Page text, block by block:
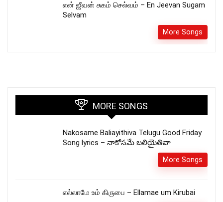
என் ஜீவன் சுகம் செல்வம் – En Jeevan Sugam
Selvam
More Songs
MORE SONGS
Nakosame Baliayithiva Telugu Good Friday
Song lyrics – నాకోసమే బలియైతివా
More Songs
எல்லாமே உம் கிருபை – Ellamae um Kirubai